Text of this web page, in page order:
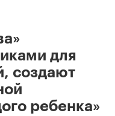
для
создают
ребенка»